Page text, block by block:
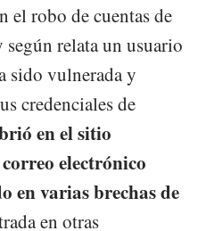
el robo de cuentas de
relata un usuario
sido vulnerada y
credenciales de
en el sitio
electrónico
en varias brechas de
en otras